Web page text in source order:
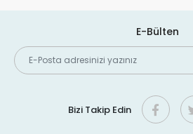
E-Bülten
Bizi Takip Edin